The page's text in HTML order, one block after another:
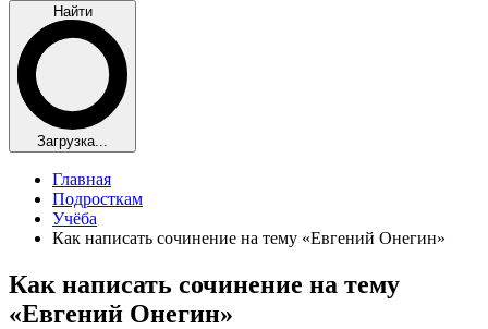
Найти
Загрузка...
Главная
Подросткам
Учёба
Как написать сочинение на тему «Евгений Онегин»
Как написать сочинение на тему
«Евгений Онегин»